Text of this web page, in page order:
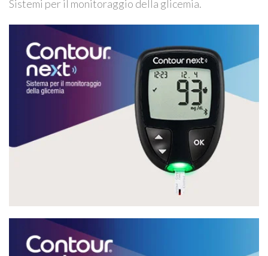
Sistemi per il monitoraggio della glicemia.